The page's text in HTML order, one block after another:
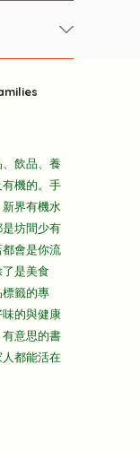
、飲品、養
機的。手
界有機水
坊間少有
會是你流
是美食
籤的專
的與健康
意思的書
都能活在